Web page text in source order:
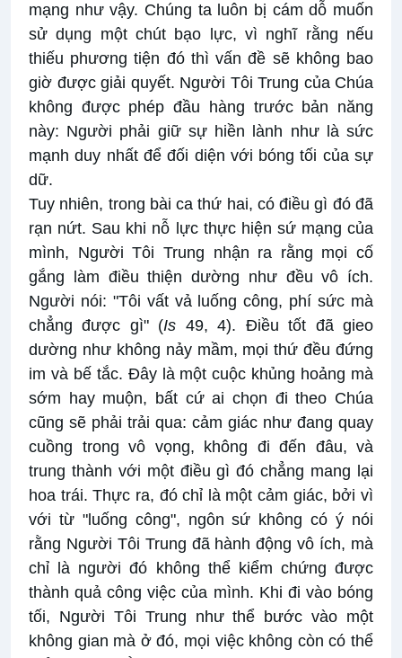
mạng như vậy. Chúng ta luôn bị cám dỗ muốn
sử dụng một chút bạo lực, vì nghĩ rằng nếu
thiếu phương tiện đó thì vấn đề sẽ không bao
giờ được giải quyết. Người Tôi Trung của Chúa
không được phép đầu hàng trước bản năng
này: Người phải giữ sự hiền lành như là sức
mạnh duy nhất để đối diện với bóng tối của sự
dữ.
Tuy nhiên, trong bài ca thứ hai, có điều gì đó đã
rạn nứt. Sau khi nỗ lực thực hiện sứ mạng của
mình, Người Tôi Trung nhận ra rằng mọi cố
gắng làm điều thiện dường như đều vô ích.
Người nói: "Tôi vất vả luống công, phí sức mà
chẳng được gì" (Is 49, 4). Điều tốt đã gieo
dường như không nảy mầm, mọi thứ đều đứng
im và bế tắc. Đây là một cuộc khủng hoảng mà
sớm hay muộn, bất cứ ai chọn đi theo Chúa
cũng sẽ phải trải qua: cảm giác như đang quay
cuồng trong vô vọng, không đi đến đâu, và
trung thành với một điều gì đó chẳng mang lại
hoa trái. Thực ra, đó chỉ là một cảm giác, bởi vì
với từ "luống công", ngôn sứ không có ý nói
rằng Người Tôi Trung đã hành động vô ích, mà
chỉ là người đó không thể kiểm chứng được
thành quả công việc của mình. Khi đi vào bóng
tối, Người Tôi Trung như thể bước vào một
không gian mà ở đó, mọi việc không còn có thể